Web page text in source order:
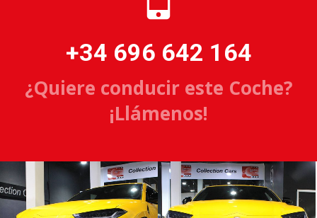
+34 696 642 164
¿Quiere conducir este Coche?
¡Llámenos!